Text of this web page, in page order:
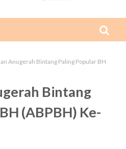
Anugerah Bintang Paling Popular BH
Bintang
(ABPBH) Ke-